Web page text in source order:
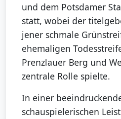
und dem Potsdamer
statt, wobei der
jener schmale
ehemaligen
Prenzlauer Berg und
zentrale Rolle spielte.
In einer
schauspielerischen